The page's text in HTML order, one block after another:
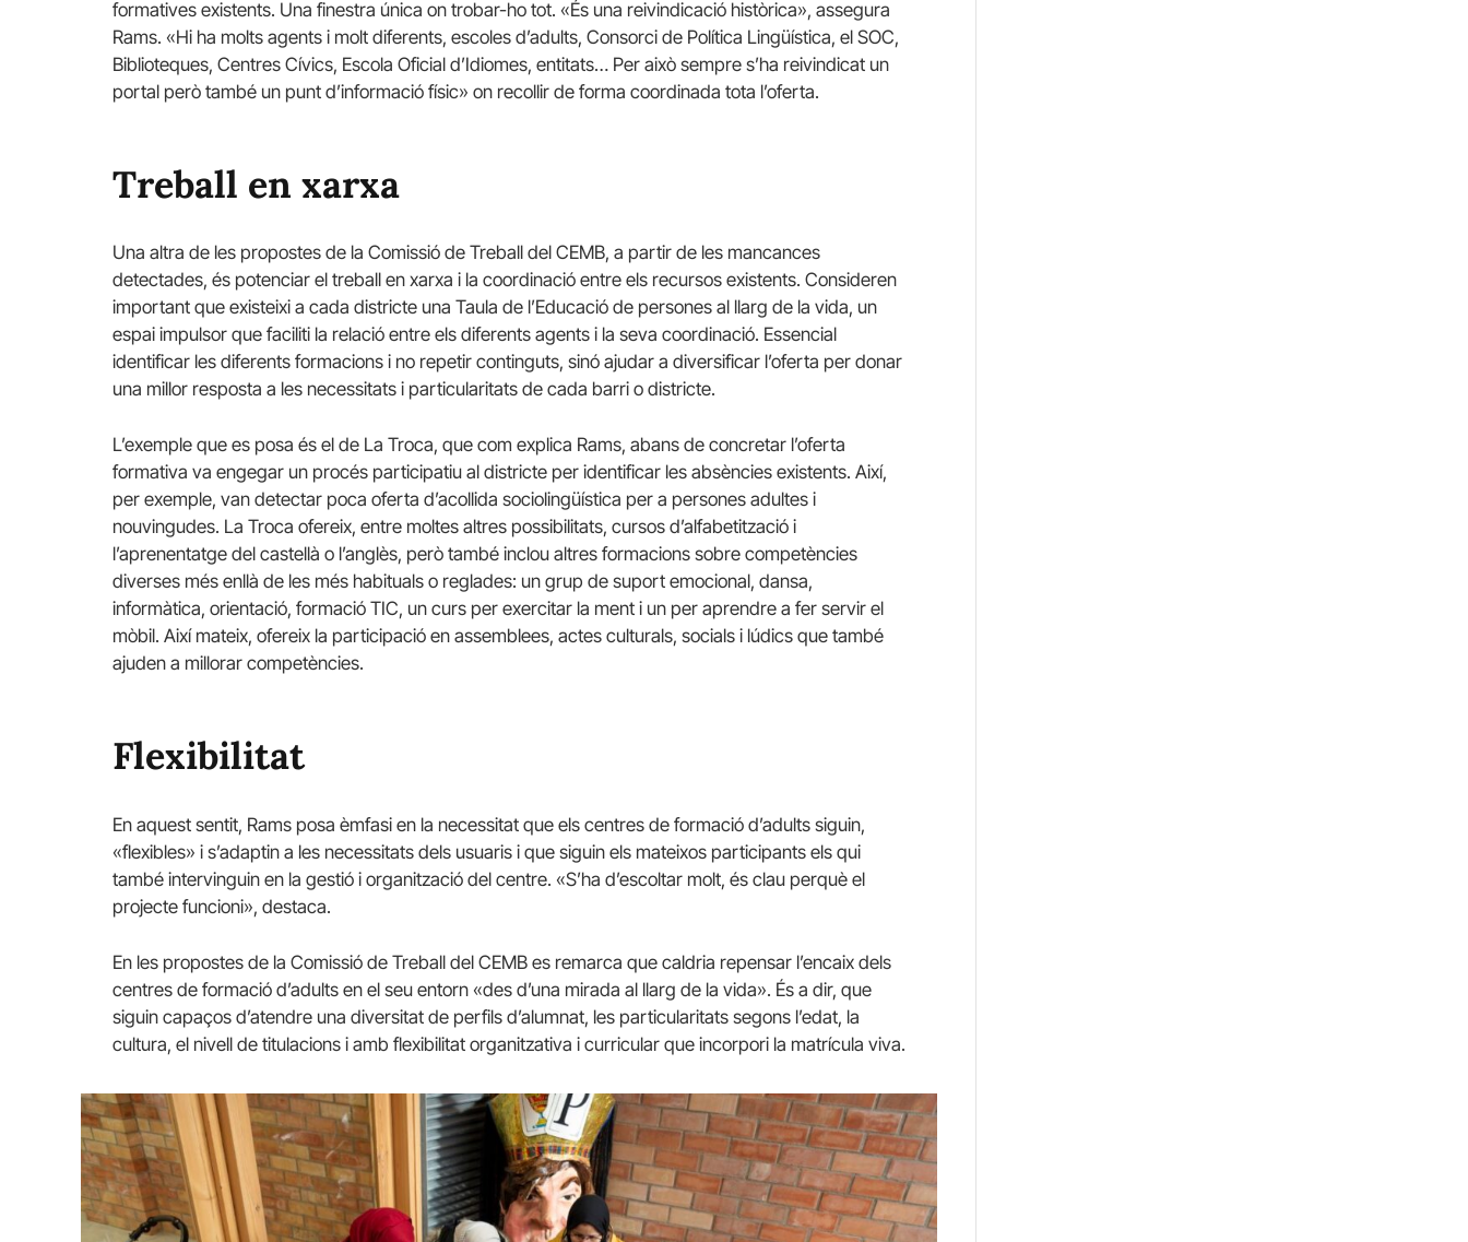
formatives existents. Una finestra única on trobar-ho tot. «És una reivindicació històrica», assegura
Rams. «Hi ha molts agents i molt diferents, escoles d’adults, Consorci de Política Lingüística, el SOC,
Biblioteques, Centres Cívics, Escola Oficial d’Idiomes, entitats… Per això sempre s’ha reivindicat un
portal però també un punt d’informació físic» on recollir de forma coordinada tota l’oferta.
Treball en xarxa
Una altra de les propostes de la Comissió de Treball del CEMB, a partir de les mancances
detectades, és potenciar el treball en xarxa i la coordinació entre els recursos existents. Consideren
important que existeixi a cada districte una Taula de l’Educació de persones al llarg de la vida, un
espai impulsor que faciliti la relació entre els diferents agents i la seva coordinació. Essencial
identificar les diferents formacions i no repetir continguts, sinó ajudar a diversificar l’oferta per donar
una millor resposta a les necessitats i particularitats de cada barri o districte.
L’exemple que es posa és el de La Troca, que com explica Rams, abans de concretar l’oferta
formativa va engegar un procés participatiu al districte per identificar les absències existents. Així,
per exemple, van detectar poca oferta d’acollida sociolingüística per a persones adultes i
nouvingudes. La Troca ofereix, entre moltes altres possibilitats, cursos d’alfabetització i
l’aprenentatge del castellà o l’anglès, però també inclou altres formacions sobre competències
diverses més enllà de les més habituals o reglades: un grup de suport emocional, dansa,
informàtica, orientació, formació TIC, un curs per exercitar la ment i un per aprendre a fer servir el
mòbil. Així mateix, ofereix la participació en assemblees, actes culturals, socials i lúdics que també
ajuden a millorar competències.
Flexibilitat
En aquest sentit, Rams posa èmfasi en la necessitat que els centres de formació d’adults siguin,
«flexibles» i s’adaptin a les necessitats dels usuaris i que siguin els mateixos participants els qui
també intervinguin en la gestió i organització del centre. «S’ha d’escoltar molt, és clau perquè el
projecte funcioni», destaca.
En les propostes de la Comissió de Treball del CEMB es remarca que caldria repensar l’encaix dels
centres de formació d’adults en el seu entorn «des d’una mirada al llarg de la vida». És a dir, que
siguin capaços d’atendre una diversitat de perfils d’alumnat, les particularitats segons l’edat, la
cultura, el nivell de titulacions i amb flexibilitat organitzativa i curricular que incorpori la matrícula viva.